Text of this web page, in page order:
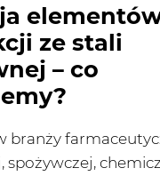
ze stali
– co
branży
spożywczej,